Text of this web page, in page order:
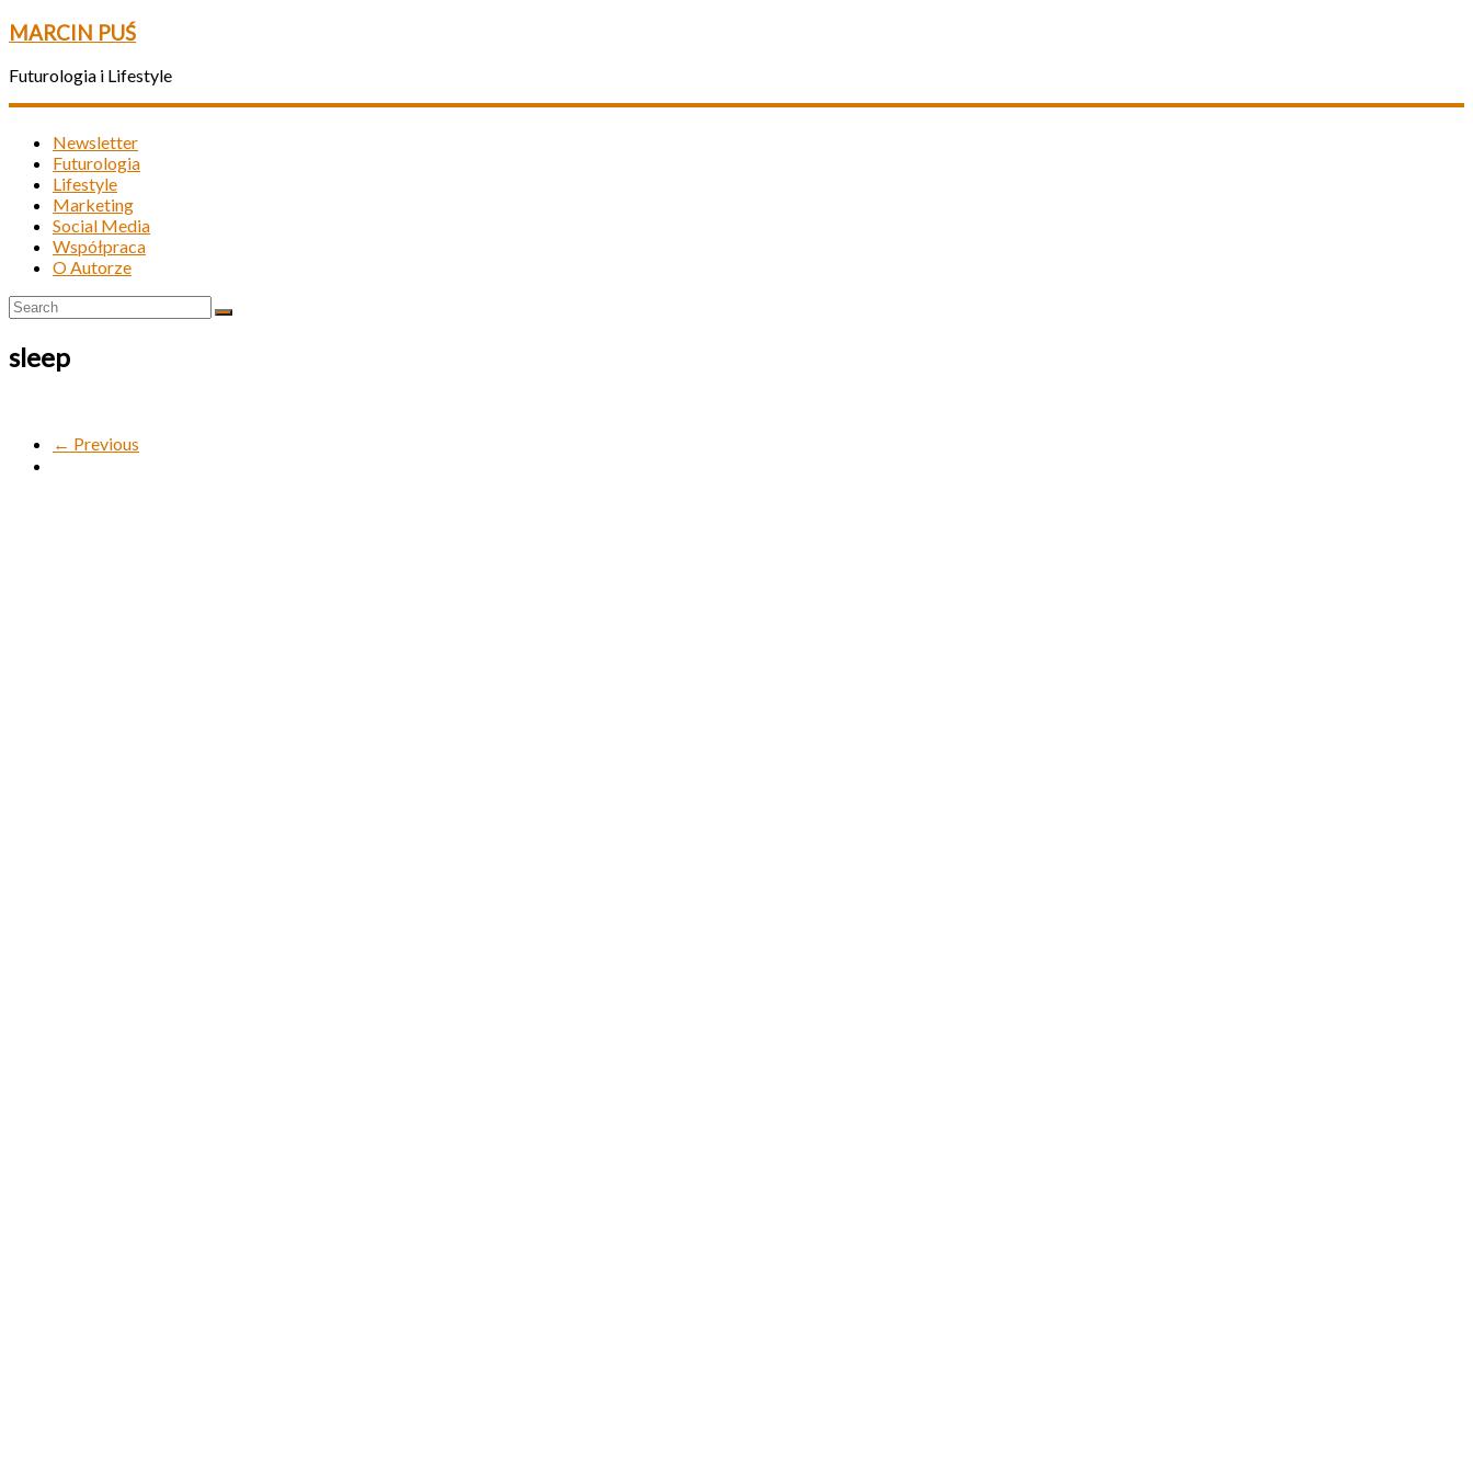
MARCIN PUŚ
Futurologia i Lifestyle
Newsletter
Futurologia
Lifestyle
Marketing
Social Media
Współpraca
O Autorze
sleep
← Previous